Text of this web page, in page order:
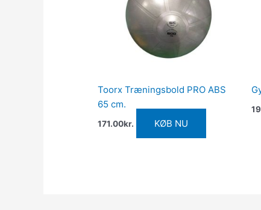
Toorx Træningsbold PRO ABS
65 cm.
171.00kr. KØB NU